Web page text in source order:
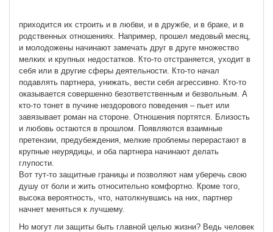
приходится их строить и в любви, и в дружбе, и в браке, и в
родственных отношениях. Например, прошел медовый месяц,
и молодожены начинают замечать друг в друге множество
мелких и крупных недостатков. Кто-то отстраняется, уходит в
себя или в другие сферы деятельности. Кто-то начал
подавлять партнера, унижать, вести себя агрессивно. Кто-то
оказывается совершенно безответственным и безвольным. А
кто-то тонет в пучине нездорового поведения – пьет или
завязывает роман на стороне. Отношения портятся. Близость
и любовь остаются в прошлом. Появляются взаимные
претензии, предубеждения, мелкие проблемы перерастают в
крупные неурядицы, и оба партнера начинают делать
глупости.
Вот тут-то защитные границы и позволяют нам уберечь свою
душу от боли и жить относительно комфортно. Кроме того,
высока вероятность, что, натолкнувшись на них, партнер
начнет меняться к лучшему.
Но могут ли защиты быть главной целью жизни? Ведь человек